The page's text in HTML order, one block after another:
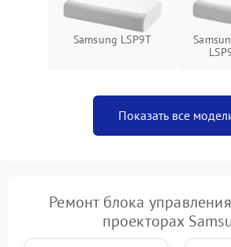
Samsung LSP9T
Показать все
Ремонт блока
проекторах